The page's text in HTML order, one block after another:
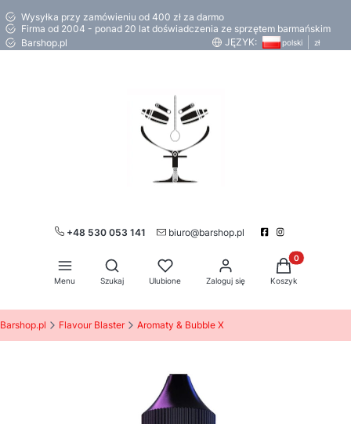
Wysyłka przy zamówieniu od 400 zł za darmo
Firma od 2004 - ponad 20 lat doświadczenia ze sprzętem barmańskim
Barshop.pl
JĘZYK: polski zł
+48 530 053 141 biuro@barshop.pl
Menu
Otwórz wyszukiwarkę
Szukaj Ulubione Zaloguj się
Produkty w
Koszyk
Barshop.pl Flavour Blaster Aromaty & Bubble X